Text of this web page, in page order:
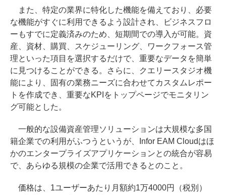
また、特定の業界に特化した機能を備えており、必要
な機能がすぐに利用できるよう設計され、ビジネスフロ
ーもすでに定義済みのため、短期間での導入が可能。資
産、資材、購買、スケジューリング、ワークフォース管
理といった項目を選択するだけで、重要なデータを簡単
に見つけることができる。さらに、クエリースタジオ機
能により、固有の業務ニーズに合わせてカスタムレポー
トを作成でき、重要なKPIをトップページでモニタリン
グ可能とした。
一般的な設備資産管理ソリューションは大規模な多国
籍企業での利用がふつうというが、Infor EAM Cloudはほ
かのエンタープライズアプリケーションとの統合が容易
で、あらゆる規模の企業で活用できるとのこと。
価格は、1ユーザーあたり月額約1万4000円（税別）